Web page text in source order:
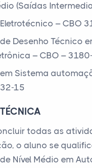
(Saídas
– CBO
Desenho Técnico
– CBO –
Sistema
15
todas as
o aluno se
de Nível Médio em